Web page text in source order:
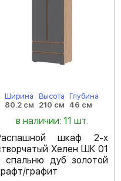
Ширина
80.2 см
Высота
210 см
Глубина
46 см
в наличии: 11 шт.
шкаф 2-х
Хелен ШК 01
спальню дуб золотой
графит